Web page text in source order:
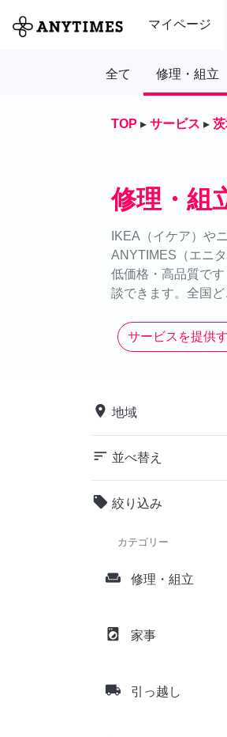
マイページ
全て 修理・組立
TOP ▸ サービス ▸
修理・組
IKEA（イケア）や
ANYTIMES（エニ
低価格・高品質で
談できます。全国ど
サービスを提供
place 地域
sort 並べ替え
local_offer 絞り込み
カテゴリー
weekend 修理・組立
local_laundry_service 家事
local_shipping 引っ越し